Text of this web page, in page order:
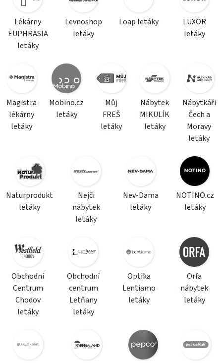
Lékárny
EUPHRASIA
letáky
Levnoshop
letáky
Loap letáky
LUXOR
letáky
Magistra
lékárny
letáky
Mobino.cz
letáky
Můj
FREŠ
letáky
Nábytek
MIKULÍK
letáky
Nábytkáři
Čech a
Moravy
letáky
Naturprodukt
letáky
Nejči
nábytek
letáky
Nev-Dama
letáky
NOTINO.cz
letáky
Obchodní
Centrum
Chodov
letáky
Obchodní
centrum
Letňany
letáky
Optika
Lentiamo
letáky
Orfa
nábytek
letáky